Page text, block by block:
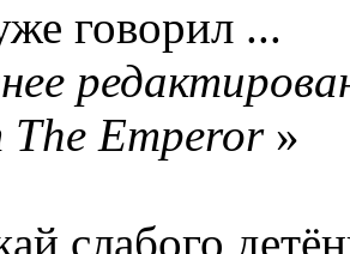
говорил ...
Emperor»
слабого